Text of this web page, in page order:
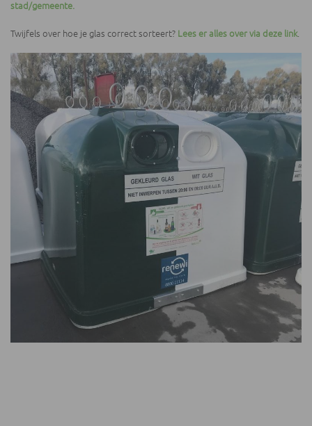
stad/gemeente.
Twijfels over hoe je glas correct sorteert? Lees er alles over via deze link.